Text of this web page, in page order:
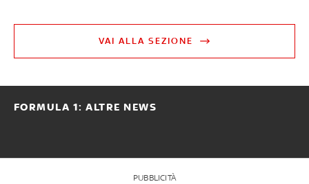
VAI ALLA SEZIONE
FORMULA 1: ALTRE NEWS
PUBBLICITÀ